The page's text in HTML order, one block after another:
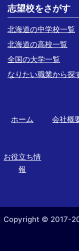
志望校をさがす
北海道の中学校一覧
北海道の高校一覧
全国の大学一覧
なりたい職業から探
ホーム 会社概
お役立ち情
報
Copyright © 2017-